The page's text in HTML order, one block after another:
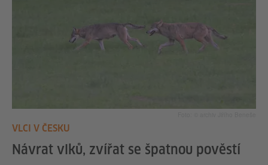
VLCI V ČESKU
Návrat vlků, zvířat se špatnou pověstí